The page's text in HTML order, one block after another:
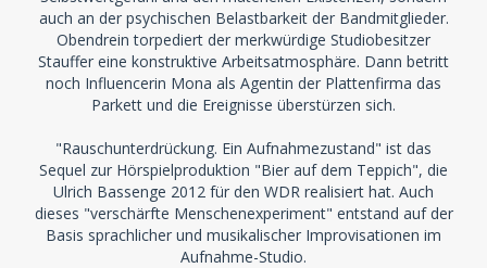
auch an der psychischen Belastbarkeit der Bandmitglieder.
Obendrein torpediert der merkwürdige Studiobesitzer
Stauffer eine konstruktive Arbeitsatmosphäre. Dann betritt
noch Influencerin Mona als Agentin der Plattenfirma das
Parkett und die Ereignisse überstürzen sich.
"Rauschunterdrückung. Ein Aufnahmezustand" ist das
Sequel zur Hörspielproduktion "Bier auf dem Teppich", die
Ulrich Bassenge 2012 für den WDR realisiert hat. Auch
dieses "verschärfte Menschenexperiment" entstand auf der
Basis sprachlicher und musikalischer Improvisationen im
Aufnahme-Studio.